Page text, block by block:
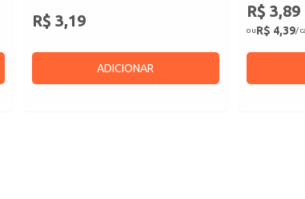
R$ 3,19
ADICIONAR
R$ 3,89
ouR$ 4,39/